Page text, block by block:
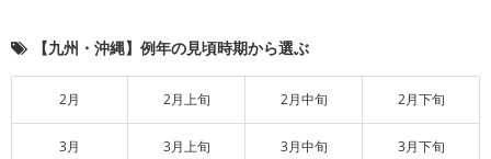
【九州・沖縄】例年の見頃時期から選ぶ
2月 2月上旬 2月中旬 2月下旬
3月 3月上旬 3月中旬 3月下旬